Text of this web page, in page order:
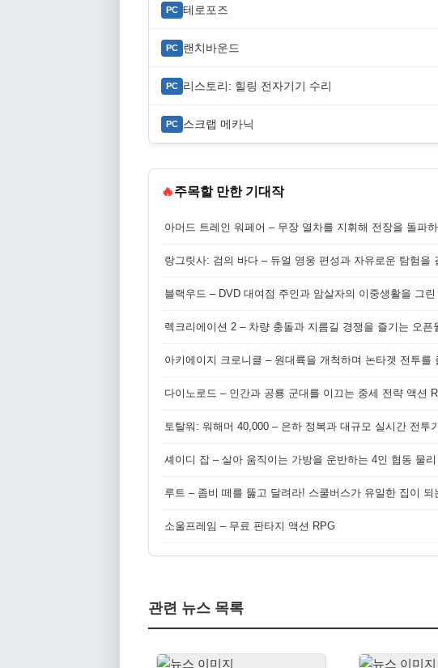
PC 테로포즈
PC 랜치바운드
PC 리스토리: 힐링 전자기기 수리
PC 스크랩 메카닉
🔥주목할 만한 기대작
아머드 트레인 워페어 – 무장 열차를 지휘해 전장을 돌파
랑그릿사: 검의 바다 – 듀얼 영웅 편성과 자유로운 탐험을
블랙우드 – DVD 대여점 주인과 암살자의 이중생활을 그
렉크리에이션 2 – 차량 충돌과 지름길 경쟁을 즐기는 오픈
아키에이지 크로니클 – 원대륙을 개척하며 논타겟 전투를
다이노로드 – 인간과 공룡 군대를 이끄는 중세 전략 액션
토탈워: 워해머 40,000 – 은하 정복과 대규모 실시간 전투
셰이디 잡 – 살아 움직이는 가방을 운반하는 4인 협동 물
루트 – 좀비 떼를 뚫고 달려라! 스쿨버스가 유일한 집이 되
소울프레임 – 무료 판타지 액션 RPG
관련 뉴스 목록